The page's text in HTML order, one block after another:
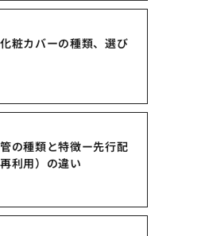
粧カバーの種類、選び
の種類と特徴ー先行配
利用）の違い